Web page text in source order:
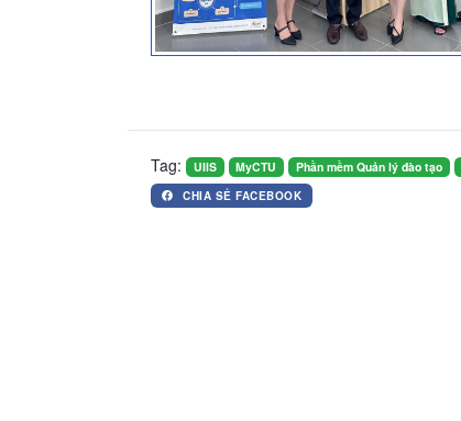
Tag: UIIS MyCTU Phần mềm Quản lý đào tạo
CHIA SẺ FACEBOOK